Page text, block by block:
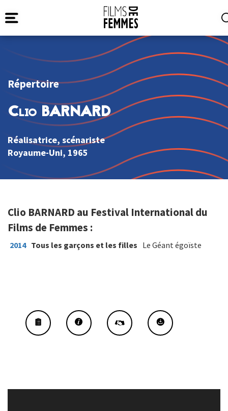
Répertoire
Clio BARNARD
Réalisatrice, scénariste
Royaume-Uni, 1965
Clio BARNARD au Festival International du
Films de Femmes :
2014 Tous les garçons et les filles Le Géant égoïste